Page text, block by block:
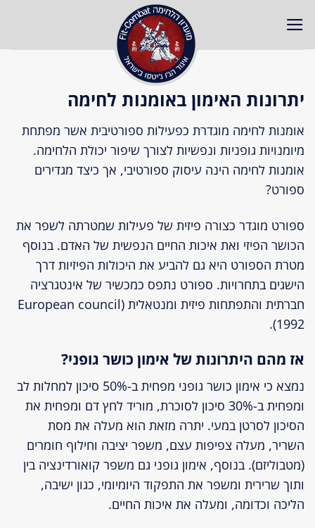
content
יתרונות האימון באומנות לחימה
אומנות לחימה מוגדרת כפעילות ספורטיבית אשר מפתחת
מיומנויות גופניות ונפשיות לצורך שיפור יכולת הלחימה.
אומנות לחימה הינה עיסוק ספורטיבי, אך כיצד מגדירים
ספורט?
ספורט מוגדר כצורה פיזית של פעילות שמטרתה לשפר את
הכושר הפיזי ואת איכות החיים הנפשית של האדם. בנוסף
מטרת הספורט היא גם להביע את היכולות הפיזיות דרך
הישגים בתחרויות. ספורט נתפס כמכשיר של אינטגרציה
חברתית והתפתחות פיזית ומנטאלית (European council
1992).
אז מהם היתרונות של אימון כושר גופני?
נמצא כי אימון כושר גופני מפחית ב-50% סיכון למחלות לב
ומפחית ב-30% סיכון לסוכרת, מוריד לחץ דם ומפחית את
הסיכון לסרטן במעי. יתרה מזאת הוא מעלה את מסת
השריר, מעלה צפיפות עצם, משפר יציבה וחילוף חומרים
(מטבוליזם). בנוסף, אימון גופני גם משפר קואורדינציה בין
ותוך שרירית ומשפר את התפקוד היומיומי, כגון ישיבה,
הליכה וכדומה, ומעלה את איכות החיים.